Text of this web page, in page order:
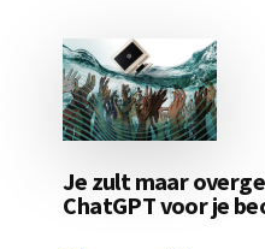
Je zult maar
ChatGPT voor je